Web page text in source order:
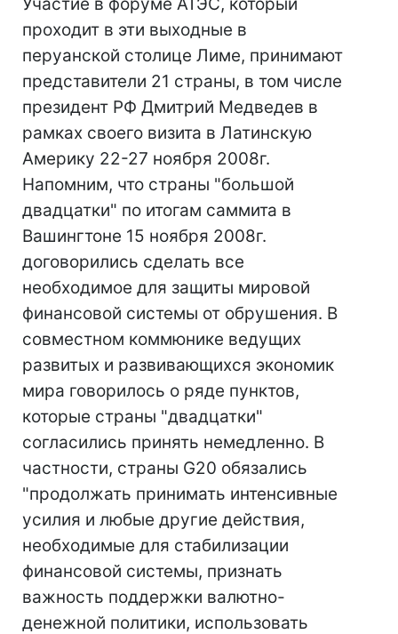
проходит в эти выходные в
перуанской столице Лиме, принимают
представители 21 страны, в том числе
президент РФ Дмитрий Медведев в
рамках своего визита в Латинскую
Америку 22-27 ноября 2008г.
Напомним, что страны "большой
двадцатки" по итогам саммита в
Вашингтоне 15 ноября 2008г.
договорились сделать все
необходимое для защиты мировой
финансовой системы от обрушения. В
совместном коммюнике ведущих
развитых и развивающихся экономик
мира говорилось о ряде пунктов,
которые страны "двадцатки"
согласились принять немедленно. В
частности, страны G20 обязались
"продолжать принимать интенсивные
усилия и любые другие действия,
необходимые для стабилизации
финансовой системы, признать
важность поддержки валютно-
денежной политики, использовать